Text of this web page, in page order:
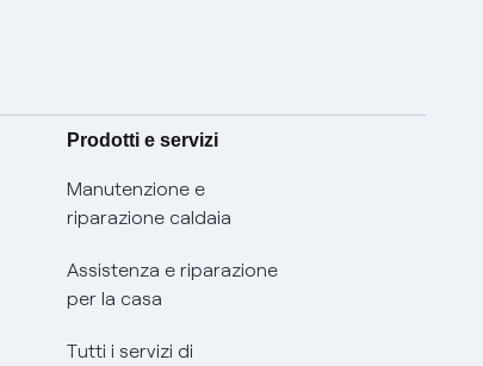
Prodotti e servizi
Manutenzione e
riparazione caldaia
Assistenza e riparazione
per la casa
Tutti i servizi di